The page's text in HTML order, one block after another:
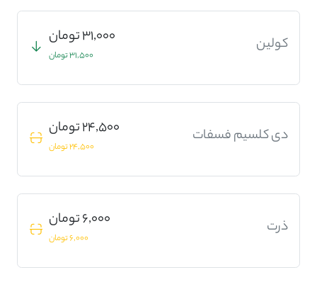
کولین 31,000 تومان
31,500 تومان
دی کلسیم فسفات 24,500 تومان
24,500 تومان
ذرت 6,000 تومان
6,000 تومان